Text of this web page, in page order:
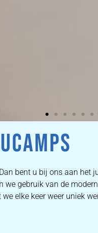
bent u bij ons aan het
gebruik van de
elke keer weer uniek